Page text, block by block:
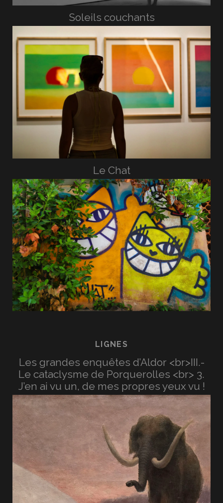
Soleils couchants
Le Chat
LIGNES
Les grandes enquêtes d’Aldor <br>III.-
Le cataclysme de Porquerolles <br> 3.
J’en ai vu un, de mes propres yeux vu !